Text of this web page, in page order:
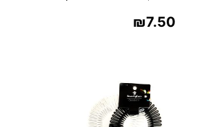
₪7.50